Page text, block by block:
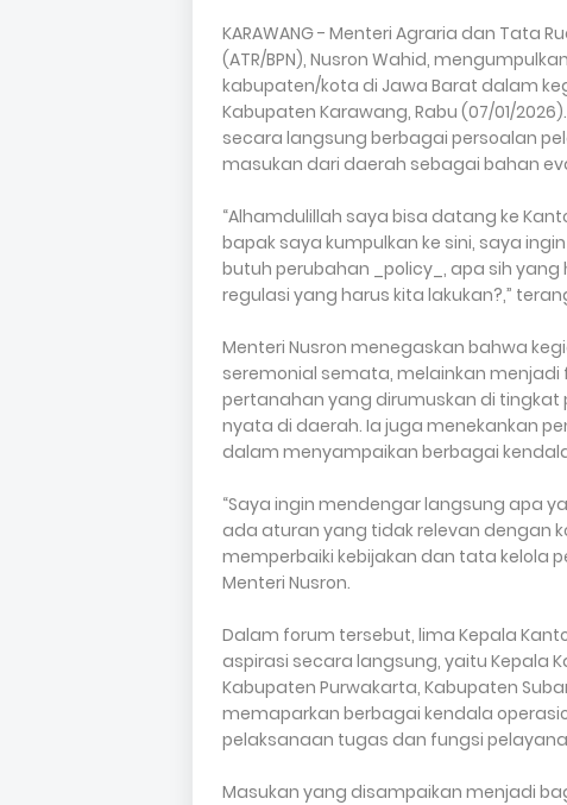
KARAWANG - Menteri Agraria dan Tata
(ATR/BPN), Nusron Wahid,
kabupaten/kota di Jawa Barat dalam
Kabupaten Karawang, Rabu (07/01/
secara langsung berbagai persoalan
masukan dari daerah sebagai bahan
“Alhamdulillah saya bisa datang ke
bapak saya kumpulkan ke sini, saya
butuh perubahan _policy_, apa sih
regulasi yang harus kita lakukan?,”
Menteri Nusron menegaskan bahwa
seremonial semata, melainkan
pertanahan yang dirumuskan di
nyata di daerah. Ia juga menekankan
dalam menyampaikan berbagai
“Saya ingin mendengar langsung apa
ada aturan yang tidak relevan dengan
memperbaiki kebijakan dan tata kelola
Menteri Nusron.
Dalam forum tersebut, lima Kepala
aspirasi secara langsung, yaitu Kepala
Kabupaten Purwakarta, Kabupaten
memaparkan berbagai kendala
pelaksanaan tugas dan fungsi
Masukan yang disampaikan menjadi